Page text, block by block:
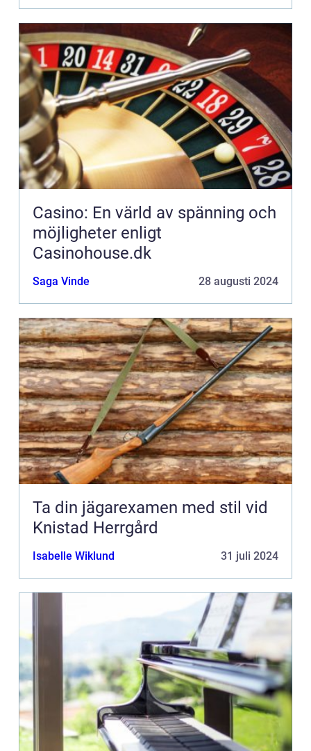
Casino: En värld av spänning och
möjligheter enligt
Casinohouse.dk
Saga Vinde 28 augusti 2024
Ta din jägarexamen med stil vid
Knistad Herrgård
Isabelle Wiklund 31 juli 2024